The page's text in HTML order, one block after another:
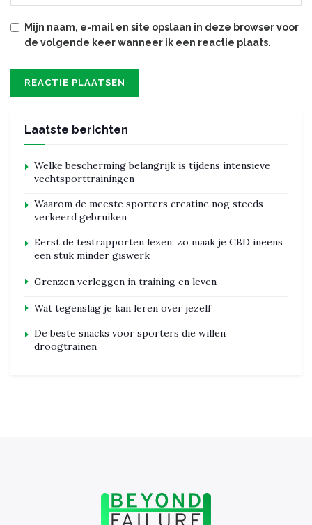
Mijn naam, e-mail en site opslaan in deze browser voor
de volgende keer wanneer ik een reactie plaats.
Laatste berichten
Welke bescherming belangrijk is tijdens intensieve
vechtsporttrainingen
Waarom de meeste sporters creatine nog steeds
verkeerd gebruiken
Eerst de testrapporten lezen: zo maak je CBD ineens
een stuk minder giswerk
Grenzen verleggen in training en leven
Wat tegenslag je kan leren over jezelf
De beste snacks voor sporters die willen
droogtrainen